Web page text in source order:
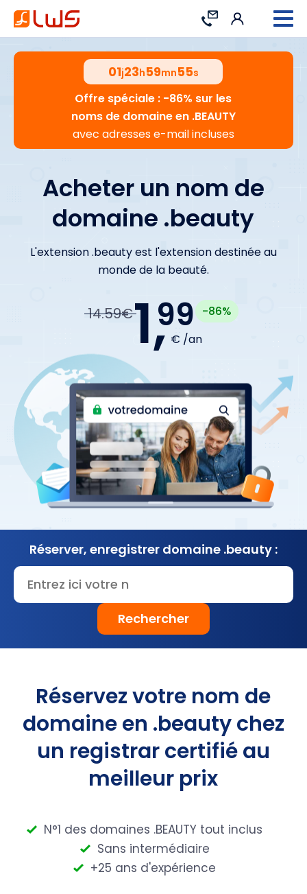
Contact Connexion
01j23h59mn55s
Offre spéciale : -86% sur les
noms de domaine en .BEAUTY
avec adresses e-mail incluses
Acheter un nom de
domaine .beauty
L'extension .beauty est l'extension destinée au
monde de la beauté.
14.59€1,99
€ /an
-86%
Réserver, enregistrer domaine .beauty :
Rechercher
Réservez votre nom de
domaine en .beauty chez
un registrar certifié au
meilleur prix
N°1 des domaines .BEAUTY tout inclus
Sans intermédiaire
+25 ans d'expérience